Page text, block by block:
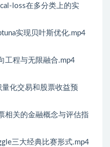
loss在多分类上的实
实现贝叶斯优化.mp4
工程与无限融合.mp4
化交易和股票收益预
相关的金融概念与评估指
三大经典比赛形式.mp4